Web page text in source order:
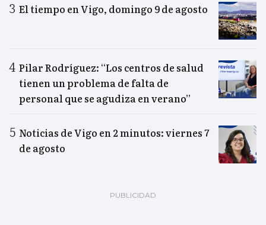
El tiempo en Vigo, domingo 9 de agosto
Pilar Rodríguez: “Los centros de salud
tienen un problema de falta de
personal que se agudiza en verano”
Noticias de Vigo en 2 minutos: viernes 7
de agosto